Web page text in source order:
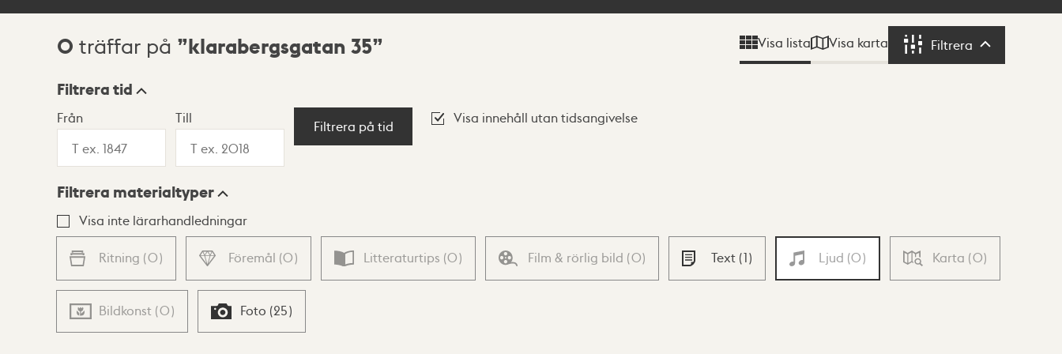
Sökresultat
0 träffar på klarabergsgatan 35 Visa lista Visa karta Filtrera Filtrera
Visningsläge
Lista Karta
Filtrera tid
Från Till
Filtrera på tid
Visa innehåll utan tidsangivelse
Filtrera materialtyper
Visa inte lärarhandledningar
Ritning (0) Föremål (0) Litteraturtips (0) Film & rörlig bild (0) Text (1) Ljud (0) Karta (0)
Bildkonst (0) Foto (25)